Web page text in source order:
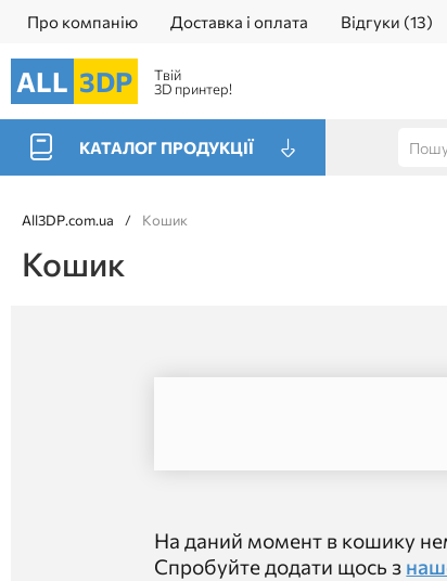
Про компанію Доставка і оплата Відгуки (13)
ALL 3DP
Твій
3D принтер!
КАТАЛОГ ПРОДУКЦІЇ
All3DP.com.ua / Кошик
Кошик
На даний момент в кошику
Спробуйте додати щось з